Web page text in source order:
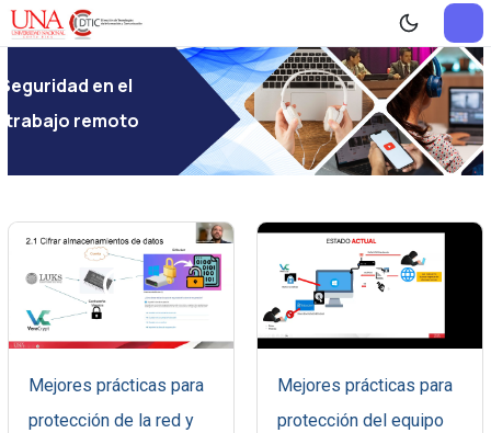
Seguridad en el
trabajo remoto
Mejores prácticas para
protección de la red y
Mejores prácticas para
protección del equipo